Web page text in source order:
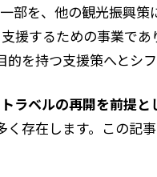
部を、他の観光振興
援するための事業で
を持つ支援策へとシ
ラベルの再開を前提
存在します。この記